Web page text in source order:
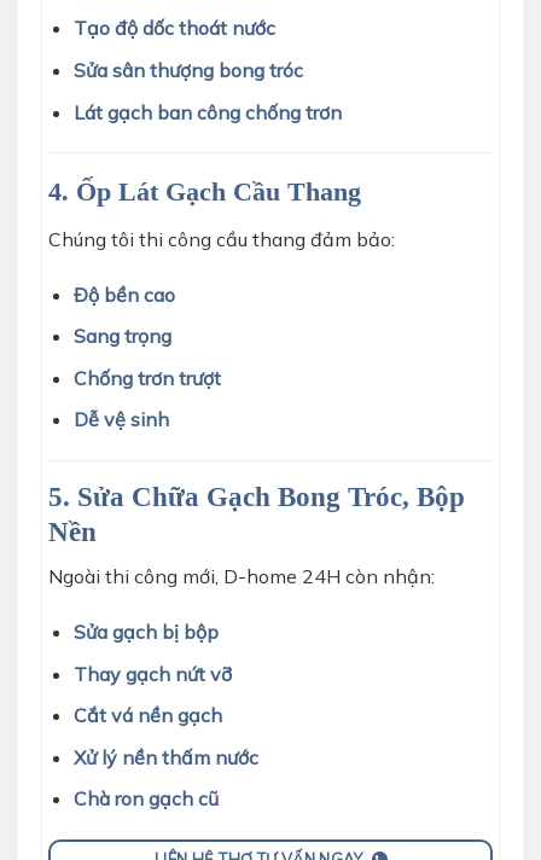
Tạo độ dốc thoát nước
Sửa sân thượng bong tróc
Lát gạch ban công chống trơn
4. Ốp Lát Gạch Cầu Thang
Chúng tôi thi công cầu thang đảm bảo:
Độ bền cao
Sang trọng
Chống trơn trượt
Dễ vệ sinh
5. Sửa Chữa Gạch Bong Tróc, Bộp
Nền
Ngoài thi công mới, D-home 24H còn nhận:
Sửa gạch bị bộp
Thay gạch nứt vỡ
Cắt vá nền gạch
Xử lý nền thấm nước
Chà ron gạch cũ